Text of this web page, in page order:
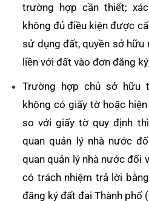
trường hợp cần thiết;
không đủ điều kiện được
sử dụng đất, quyền sở hữu
liền với đất vào đơn đăng
Trường hợp chủ sở hữu
không có giấy tờ hoặc
so với giấy tờ quy định
quan quản lý nhà nước
quan quản lý nhà nước đối
có trách nhiệm trả lời
đăng ký đất đai Thành phố